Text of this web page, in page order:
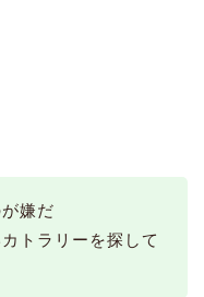
嫌だ
トラリーを探して